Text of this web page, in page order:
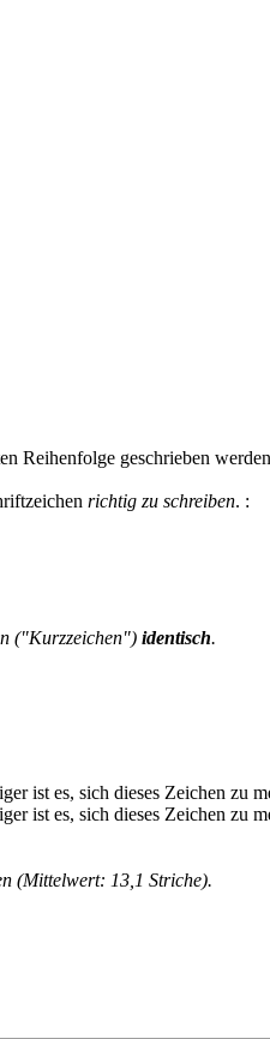
Reihenfolge geschrieben
richtig zu schreiben. :
("Kurzzeichen") identisch.
(Mittelwert: 13,1 Striche).